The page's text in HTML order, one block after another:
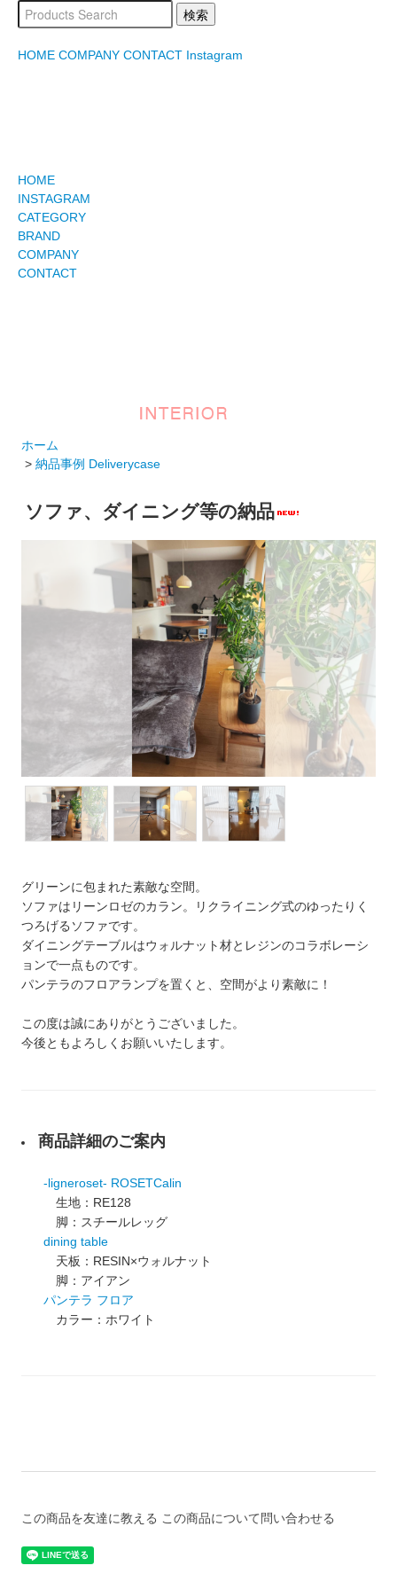
HOME COMPANY CONTACT Instagram
HOME
INSTAGRAM
CATEGORY
BRAND
COMPANY
CONTACT
ホーム
>納品事例 Deliverycase
ソファ、ダイニング等の納品
グリーンに包まれた素敵な空間。
ソファはリーンロゼのカラン。リクライニング式のゆったりく
つろげるソファです。
ダイニングテーブルはウォルナット材とレジンのコラボレーシ
ョンで一点ものです。
パンテラのフロアランプを置くと、空間がより素敵に！
この度は誠にありがとうございました。
今後ともよろしくお願いいたします。
商品詳細のご案内
-ligneroset- ROSETCalin
生地：RE128
脚：スチールレッグ
dining table
天板：RESIN×ウォルナット
脚：アイアン
パンテラ フロア
カラー：ホワイト
この商品を友達に教える この商品について問い合わせる